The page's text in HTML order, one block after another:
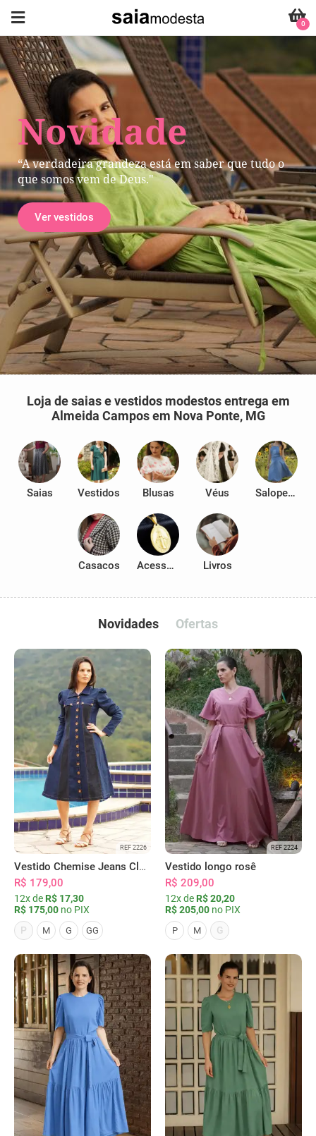
Novidade
“A verdadeira grandeza está em saber que tudo o
que somos vem de Deus."
Ver vestidos
0
Loja de saias e vestidos modestos entrega em
Almeida Campos em Nova Ponte, MG
Saias Vestidos Blusas Véus Salopetes
Casacos Acessórios Livros
Novidades Ofertas
REF 2226
Vestido Chemise Jeans Clássica Serena
R$ 179,00
12x de R$ 17,30
R$ 175,00 no PIX
P
M G GG
REF 2224
Vestido longo rosê
R$ 209,00
12x de R$ 20,20
R$ 205,00 no PIX
P M G